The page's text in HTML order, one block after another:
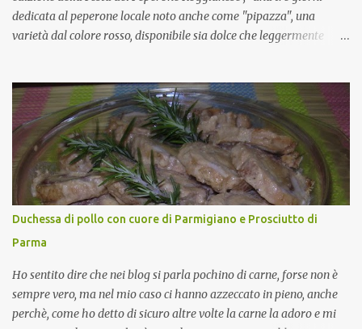
dedicata al peperone locale noto anche come "pipazza", una
varietà dal colore rosso, disponibile sia dolce che leggermente
(Pat) della Calabria. Un ingrediente versatile in cucina, utilizzato
fresco o essiccato in ricette della tradizione o in piatti innovativi.
Durante la prima serata dell'evento abbiamo avuto prova della
versatilità di questo ingrediente durante il "2° Concorso
Gastronomico di piatti a base di peperone Roggianese" ideato da
Gina Santagata , presidente dell'associazione Mongolfiera, che ha
visto coinvolte tante associazioni attive sul territorio che hanno
voluto partecipare presentando un loro piatto a base di peperone.
Da giurata del concorso insieme agli chef Francesco Luci e ...
Duchessa di pollo con cuore di Parmigiano e Prosciutto di
Parma
Ho sentito dire che nei blog si parla pochino di carne, forse non è
sempre vero, ma nel mio caso ci hanno azzeccato in pieno, anche
perchè, come ho detto di sicuro altre volte la carne la adoro e mi